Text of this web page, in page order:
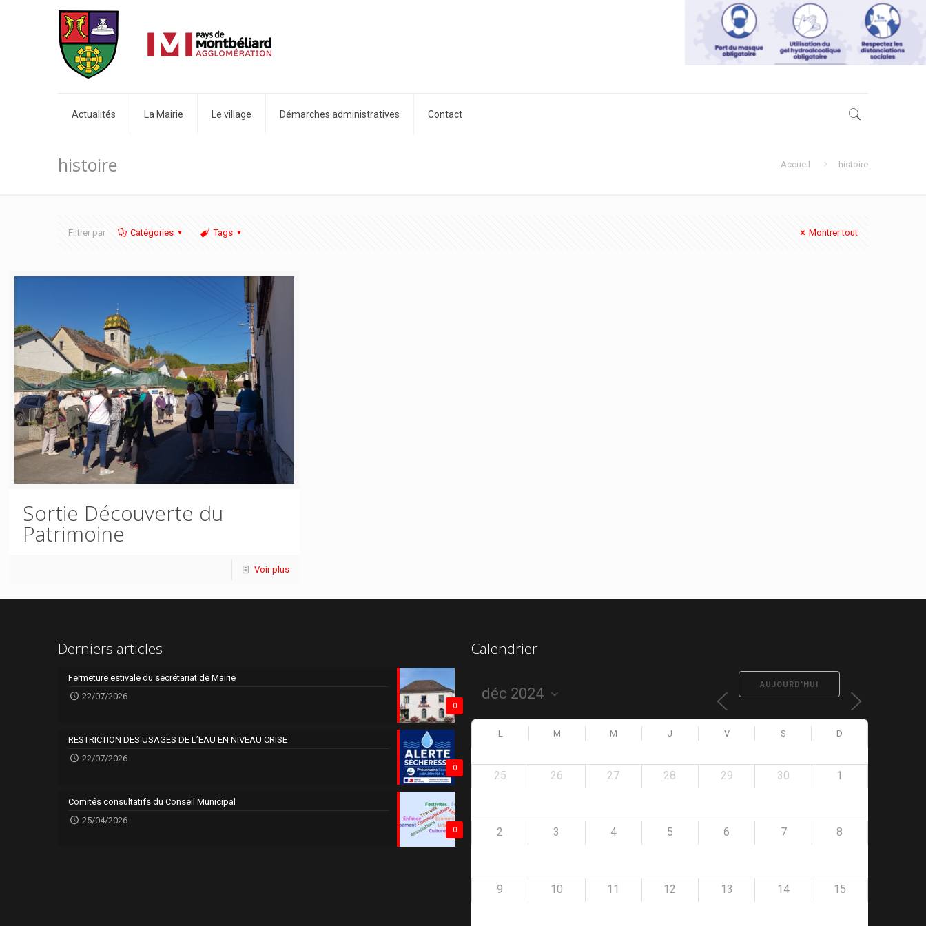
Actualités La Mairie Le village Démarches administratives Contact
histoire Accueil histoire
Filtrer par Catégories Tags Montrer tout
Sortie Découverte du
Patrimoine
Voir plus
Derniers articles
0
Fermeture estivale du secrétariat de Mairie
22/07/2026
0
RESTRICTION DES USAGES DE L’EAU EN NIVEAU CRISE
22/07/2026
0
Comités consultatifs du Conseil Municipal
25/04/2026
Calendrier
AUJOURD’HUI
L M M J V S D
25 26 27 28 29 30 1
2 3 4 5 6 7 8
9 10 11 12 13 14 15